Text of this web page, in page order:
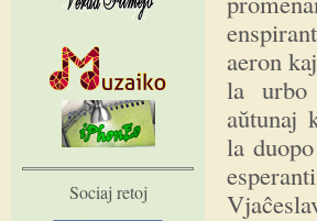
aeron
la
aŭtunaj
la
Sociaj retoj